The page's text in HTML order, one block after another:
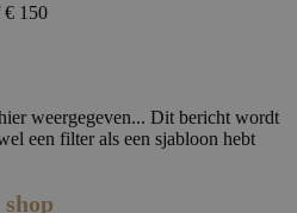
€ 150
weergegeven... Dit bericht wordt
een filter als een sjabloon hebt
shop